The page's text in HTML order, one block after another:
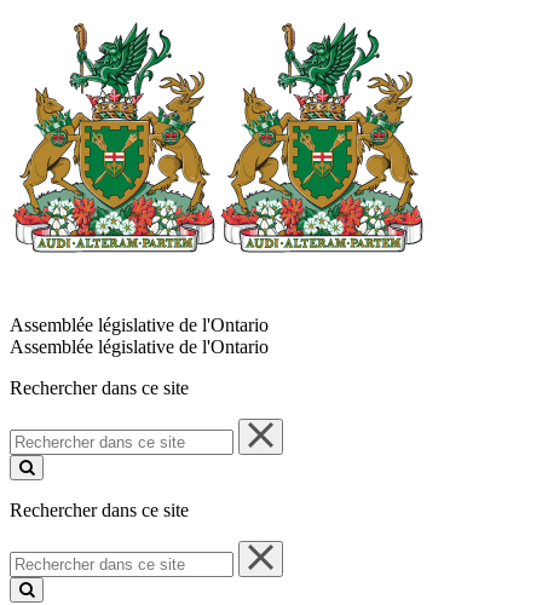
Assemblée législative de l'Ontario
Assemblée législative de l'Ontario
Rechercher dans ce site
Rechercher
dans
ce
Rechercher dans ce site
Rechercher
dans
ce